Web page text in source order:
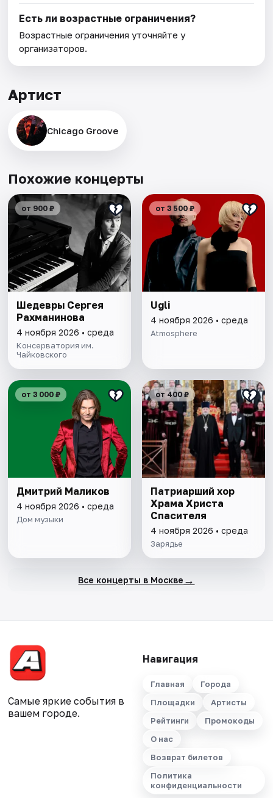
Есть ли возрастные ограничения?
Возрастные ограничения уточняйте у
организаторов.
Артист
Chicago Groove
Похожие концерты
от 900 ₽
Шедевры Сергея
Рахманинова
4 ноября 2026 • среда
Консерватория им.
Чайковского
от 3 500 ₽
Ugli
4 ноября 2026 • среда
Atmosphere
от 3 000 ₽
Дмитрий Маликов
4 ноября 2026 • среда
Дом музыки
от 400 ₽
Патриарший хор
Храма Христа
Спасителя
4 ноября 2026 • среда
Зарядье
Все концерты в Москве →
Самые яркие события в
вашем городе.
Навигация
Главная
Города
Площадки
Артисты
Рейтинги
Промокоды
О нас
Возврат билетов
Политика
конфиденциальности